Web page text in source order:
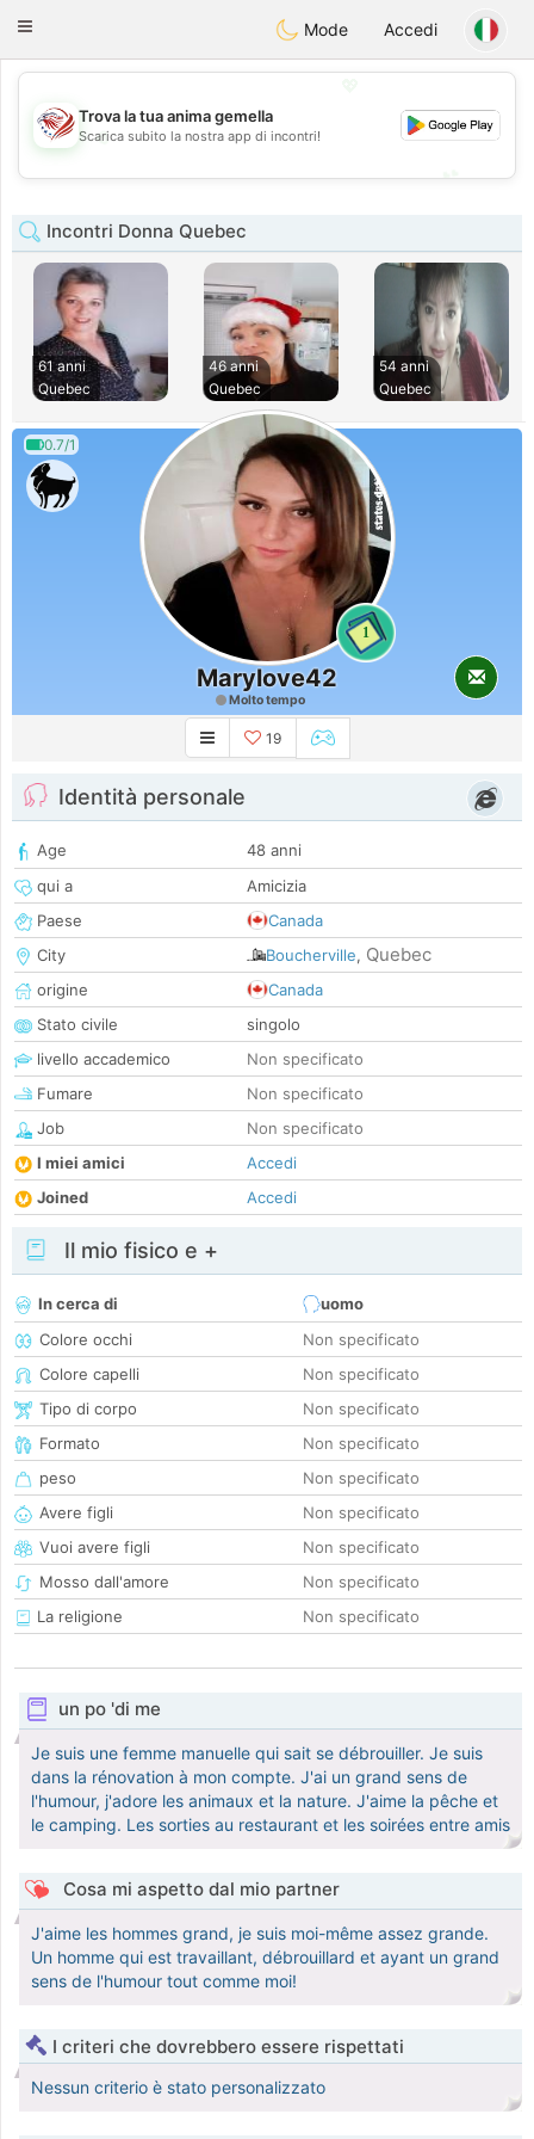
StatesDating
Toggle
Mode Accedi
💖
💕
Trova la tua anima gemella
Scarica subito la nostra app di incontri!
Incontri Donna Quebec
61 anni
Quebec
46 anni
Quebec
54 anni
Quebec
0.7/1
1
Marylove42
Molto tempo
19
Identità personale
Age
48 anni
qui a
Amicizia
Paese
Canada
City
Boucherville, Quebec
origine
Canada
Stato civile
singolo
livello accademico
Non specificato
Fumare
Non specificato
Job
Non specificato
I miei amici
Accedi
Joined
Accedi
Il mio fisico e +
In cerca di
uomo
Colore occhi
Non specificato
Colore capelli
Non specificato
Tipo di corpo
Non specificato
Formato
Non specificato
peso
Non specificato
Avere figli
Non specificato
Vuoi avere figli
Non specificato
Mosso dall'amore
Non specificato
La religione
Non specificato
un po 'di me
Je suis une femme manuelle qui sait se débrouiller. Je suis
dans la rénovation à mon compte. J'ai un grand sens de
l'humour, j'adore les animaux et la nature. J'aime la pêche et
le camping. Les sorties au restaurant et les soirées entre amis
Cosa mi aspetto dal mio partner
J'aime les hommes grand, je suis moi-même assez grande.
Un homme qui est travaillant, débrouillard et ayant un grand
sens de l'humour tout comme moi!
I criteri che dovrebbero essere rispettati
Nessun criterio è stato personalizzato